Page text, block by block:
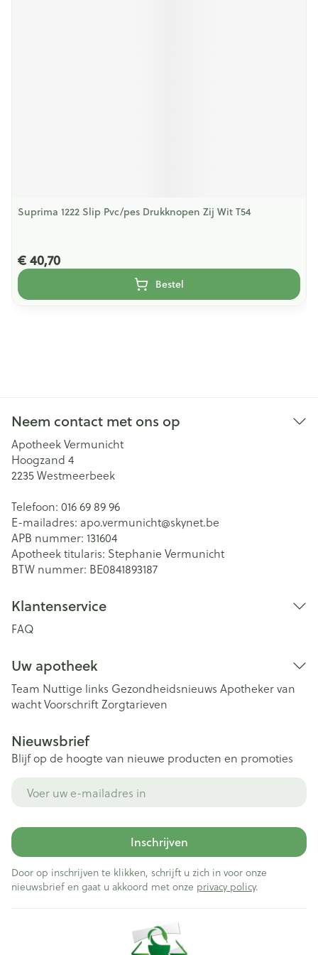
Suprima 1222 Slip Pvc/pes Drukknopen Zij Wit T54
€ 40,70
Bestel
Neem contact met ons op
Apotheek Vermunicht
Hoogzand 4
2235Westmeerbeek
Telefoon: 016 69 89 96
E-mailadres: apo.vermunicht@skynet.be
APB nummer: 131604
Apotheek titularis: Stephanie Vermunicht
BTW nummer: BE0841893187
Klantenservice
FAQ
Uw apotheek
Team Nuttige links Gezondheidsnieuws Apotheker van
wachtVoorschriftZorgtarieven
Nieuwsbrief
Blijf op de hoogte van nieuwe producten en promoties
Inschrijven
Door op inschrijven te klikken, schrijft u zich in voor onze
nieuwsbrief en gaat u akkoord met onze privacy policy.